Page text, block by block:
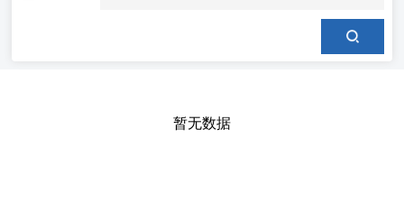
暂无数据